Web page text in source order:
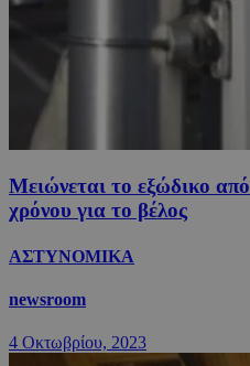
Μειώνεται το εξώδικο
χρόνου για το βέλος
ΑΣΤΥΝΟΜΙΚΑ
newsroom
4 Οκτωβρίου, 2023